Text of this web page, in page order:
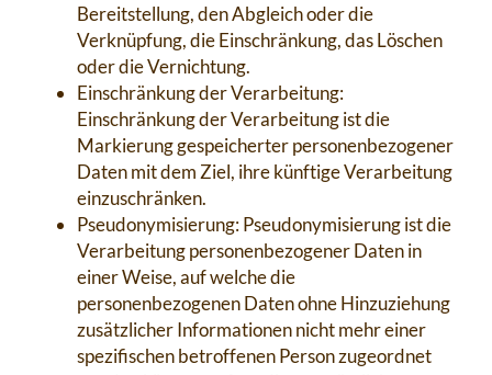
Bereitstellung, den Abgleich oder die
Verknüpfung, die Einschränkung, das Löschen
oder die Vernichtung.
Einschränkung der Verarbeitung:
Einschränkung der Verarbeitung ist die
Markierung gespeicherter personenbezogener
Daten mit dem Ziel, ihre künftige Verarbeitung
einzuschränken.
Pseudonymisierung: Pseudonymisierung ist die
Verarbeitung personenbezogener Daten in
einer Weise, auf welche die
personenbezogenen Daten ohne Hinzuziehung
zusätzlicher Informationen nicht mehr einer
spezifischen betroffenen Person zugeordnet